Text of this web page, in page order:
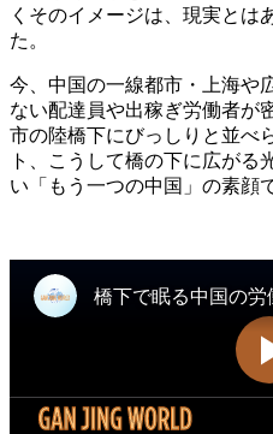
くそのイメージは、現実とは
た。
今、中国の一線都市・上海や
ない配達員や出稼ぎ労働者が
市の陸橋下にびっしりと並べ
ト、こうして橋の下に広がる
い「もう一つの中国」の素顔